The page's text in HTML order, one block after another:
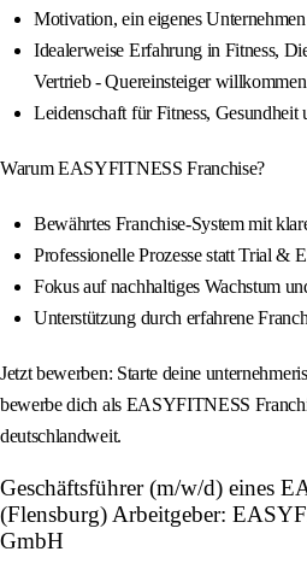
Motivation, ein eigenes
Idealerweise Erfahrung in Fitness,
Vertrieb - Quereinsteiger willkommen
Leidenschaft für Fitness, Gesundheit
Warum EASYFITNESS Franchise?
Bewährtes Franchise-System mit
Professionelle Prozesse statt Trial &
Fokus auf nachhaltiges Wachstum
Unterstützung durch erfahrene
Jetzt bewerben: Starte deine
bewerbe dich als EASYFITNESS
deutschlandweit.
Geschäftsführer (m/w/d) eines
(Flensburg) Arbeitgeber:
GmbH